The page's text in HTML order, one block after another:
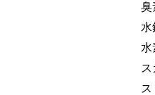
臭
水
水